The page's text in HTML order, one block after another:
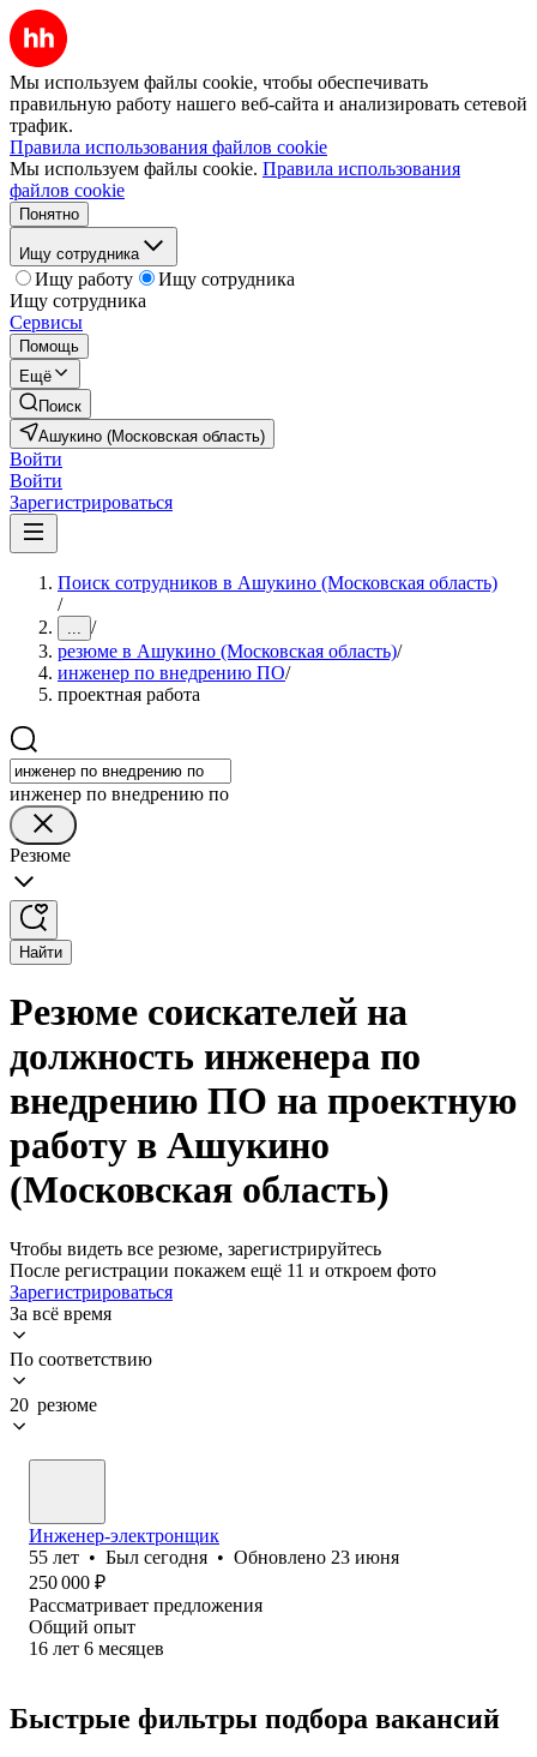
Мы используем файлы cookie, чтобы обеспечивать
правильную работу нашего веб-сайта и анализировать сетевой
трафик.
Правила использования файлов cookie
Мы используем файлы cookie. Правила использования
файлов cookie
Понятно
Ищу сотрудника
Ищу работу
Ищу сотрудника
Ищу сотрудника
Сервисы
Помощь
Ещё
Поиск
Ашукино (Московская область)
Войти
Войти
Зарегистрироваться
Поиск сотрудников в Ашукино (Московская область)
/
... /
резюме в Ашукино (Московская область)/
инженер по внедрению ПО/
проектная работа
инженер по внедрению по
Резюме
Найти
Резюме соискателей на
должность инженера по
внедрению ПО на проектную
работу в Ашукино
(Московская область)
Чтобы видеть все резюме, зарегистрируйтесь
После регистрации покажем ещё 11 и откроем фото
Зарегистрироваться
За всё время
По соответствию
20 резюме
Инженер-электронщик
55 лет • Был сегодня • Обновлено 23 июня
250 000 ₽
Рассматривает предложения
Общий опыт
16 лет 6 месяцев
Быстрые фильтры подбора вакансий